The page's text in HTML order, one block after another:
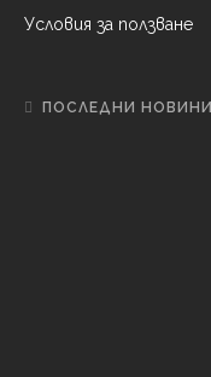
Условия за ползване
ПОСЛЕДНИ НОВИНИ